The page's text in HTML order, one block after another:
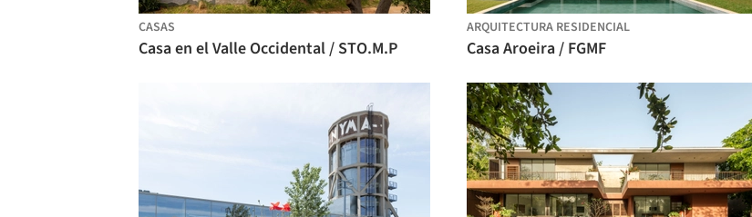
CASAS
Casa en el Valle Occidental / STO.M.P
ARQUITECTURA RESIDENCIAL
Casa Aroeira / FGMF